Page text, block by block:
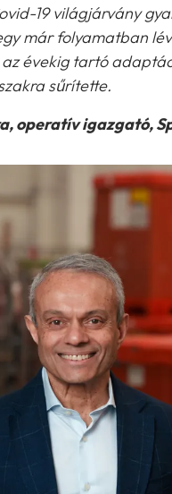
19 világjárvány
már folyamatban
évekig tartó
sűrítette.
operatív igazgató,